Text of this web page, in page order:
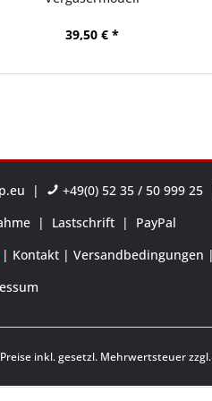
39,50 € *
| +49(0) 52 35 / 50 999 25
| Lastschrift | PayPal
Kontakt Versandbedingungen
inkl. gesetzl. Mehrwertsteuer zzgl.